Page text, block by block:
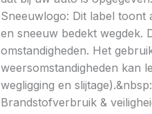
Sneeuwlogo: Dit label toont
en sneeuw bedekt wegdek.
omstandigheden. Het
weersomstandigheden kan
wegligging en slijtage).&nbsp:
Brandstofverbruik &